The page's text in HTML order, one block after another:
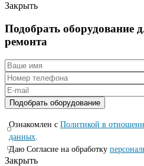
Закрыть
Подобрать оборудование
ремонта
Ознакомлен с Политикой в
данных
Даю Согласие на обработку
Закрыть